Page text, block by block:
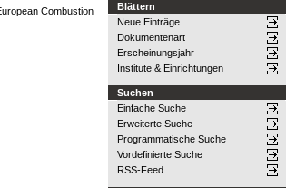
Combustion
Blättern
Neue Einträge
Dokumentenart
Erscheinungsjahr
Institute & Einrichtungen
Suchen
Einfache Suche
Erweiterte Suche
Programmatische Suche
Vordefinierte Suche
RSS-Feed